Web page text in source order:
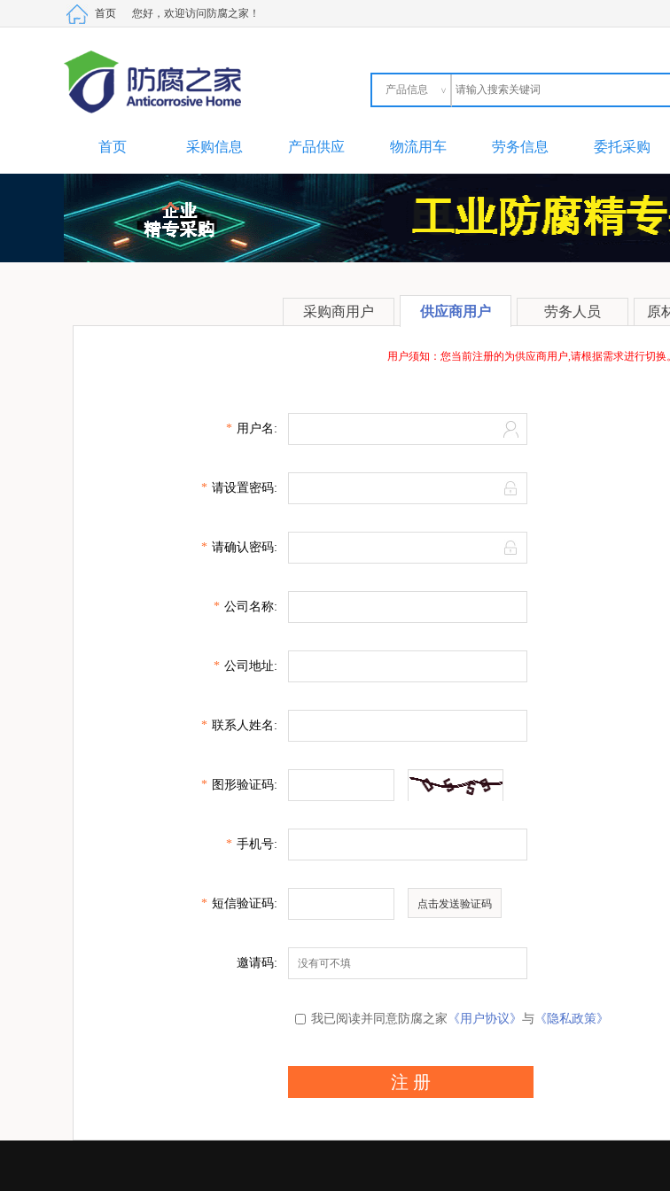
首页 您好，欢迎访问防腐之家！
产品信息
首页 采购信息 产品供应 物流用车 劳务信息 委托采购
采购商用户 供应商用户 劳务人员 原
用户须知：您当前注册的为供应商用户,请根据需求进行切
* 用户名:
* 请设置密码:
* 请确认密码:
* 公司名称:
* 公司地址:
* 联系人姓名:
* 图形验证码:
* 手机号:
* 短信验证码:
邀请码:
我已阅读并同意防腐之家 《用户协议》 与 《隐私政策》